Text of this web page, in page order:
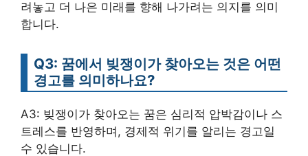
려놓고 더 나은 미래를 향해 나가려는 의지를 의미
합니다.
Q3: 꿈에서 빚쟁이가 찾아오는 것은 어떤
경고를 의미하나요?
A3: 빚쟁이가 찾아오는 꿈은 심리적 압박감이나 스
트레스를 반영하며, 경제적 위기를 알리는 경고일
수 있습니다.